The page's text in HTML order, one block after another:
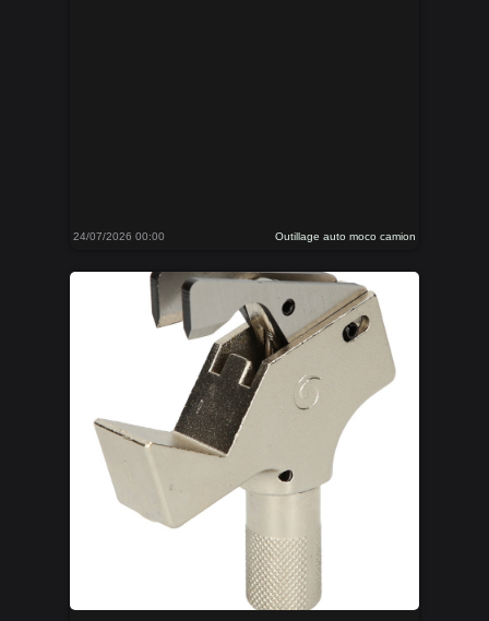
24/07/2026 00:00 Outillage auto moco camion